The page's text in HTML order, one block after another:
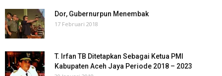
Dor, Gubernurpun Menembak
17 Februari 2018
T. Irfan TB Ditetapkan Sebagai Ketua PMI
Kabupaten Aceh Jaya Periode 2018 – 2023